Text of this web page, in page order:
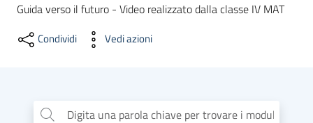
Documenti
e
Guida verso il futuro - Video realizzato dalla classe IV MAT
Condividi Vedi azioni
Digita una parola chiave per trovare i moduli